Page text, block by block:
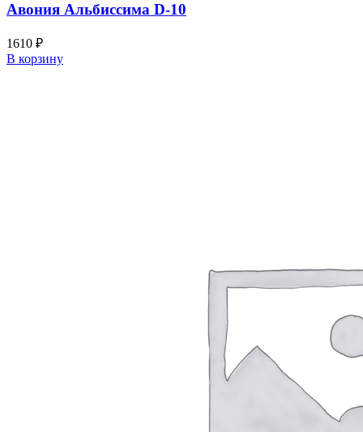
Авония Альбиссима D-10
1610 ₽
В корзину